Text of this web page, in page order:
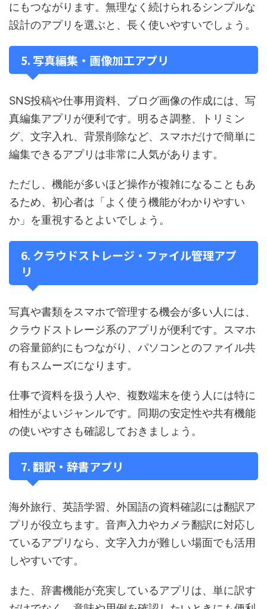
にもつながります。無理なく続けられるシンプルな
設計のアプリを選ぶと、長く使いやすいでしょう。
5. 写真編集・画像加工アプリ
SNS投稿や仕事用資料、ブログ画像の作成には、写
真編集アプリが便利です。明るさ調整、トリミン
グ、文字入れ、背景削除など、スマホだけで簡単に
編集できるアプリは非常に人気があります。
ただし、機能が多いほど操作が複雑になることもあ
るため、初心者は「よく使う機能がわかりやすい
か」を重視するとよいでしょう。
6. クラウドストレージ・ファイル管理アプ
リ
写真や書類をスマホで管理する機会が多い人には、
クラウドストレージ系のアプリが便利です。スマホ
の容量節約にもつながり、パソコンとのファイル共
有もスムーズになります。
仕事で資料を扱う人や、複数端末を使う人には特に
相性がよいジャンルです。同期の安定性や共有機能
の使いやすさも確認しておきましょう。
7. 翻訳・辞書アプリ
海外旅行、英語学習、外国語の資料確認には翻訳ア
プリが役立ちます。音声入力やカメラ翻訳に対応し
ているアプリなら、文字入力が難しい場面でも活用
しやすいです。
また、辞書機能が充実しているアプリは、単に訳す